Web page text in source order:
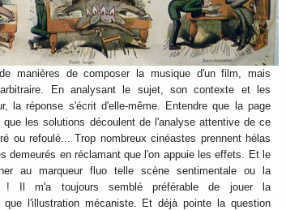
manières de composer la musique d'un film, mais
En analysant le sujet, son contexte et les
la réponse s'écrit d'elle-même. Entendre que la page
que les solutions découlent de l'analyse attentive de ce
ou refoulé... Trop nombreux cinéastes prennent hélas
demeurés en réclamant que l'on appuie les effets. Et le
au marqueur fluo telle scène sentimentale ou la
! Il m'a toujours semblé préférable de jouer la
que l'illustration mécaniste. Et déjà pointe la question